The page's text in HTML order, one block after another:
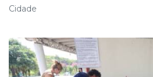
Cidade